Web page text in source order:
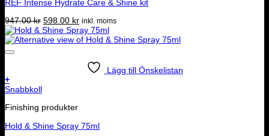
REF Intense Hydrate Care & Shine kit
947.00kr Det
ursprungliga
priset
598.00 krDet
nuvarande
priset
inkl. moms
Lägg till Önskelistan
+
Snabbkoll
Finishing produkter
Hold & Shine Spray 75ml